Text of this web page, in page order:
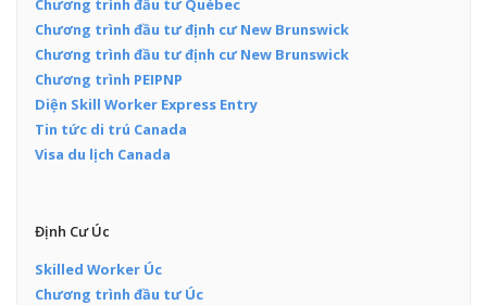
Chương trình đầu tư Québec
Chương trình đầu tư định cư New Brunswick
Chương trình đầu tư định cư New Brunswick
Chương trình PEIPNP
Diện Skill Worker Express Entry
Tin tức di trú Canada
Visa du lịch Canada
Định Cư Úc
Skilled Worker Úc
Chương trình đầu tư Úc